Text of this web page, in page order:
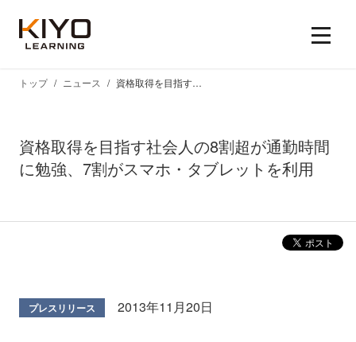
資格取得を目指す社会人の8割超が通勤時間
に勉強、7割がスマホ・タブレットを利用
トップ ニュース 資格取得を目指す社会人の8割超が通勤時間に勉強、7割がスマホ・タブレットを利用
プレスリリース 2013年11月20日